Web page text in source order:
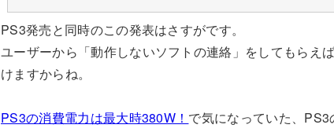
PS3発売と同時のこの発表はさすがです。
ユーザーから「動作しないソフトの連絡」をしてもらえ
けますからね。
PS3の消費電力は最大時380W！ で気になっていた、PS3